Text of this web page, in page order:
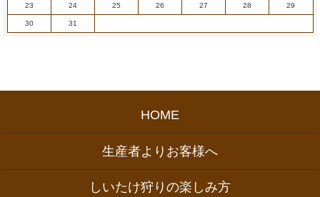
23 24 25 26 27 28 29
30 31
HOME
生産者よりお客様へ
しいたけ狩りの楽しみ方